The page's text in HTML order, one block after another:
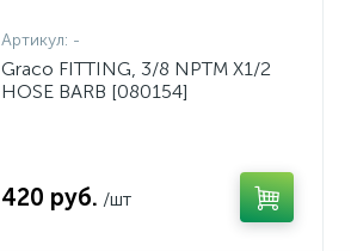
Артикул: -
Graco FITTING, 3/8 NPTM X1/2
HOSE BARB [080154]
420 руб. /шт